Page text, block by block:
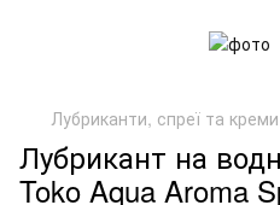
Лубриканти, спреї та креми
Лубрикант на
Toko Aqua Aroma